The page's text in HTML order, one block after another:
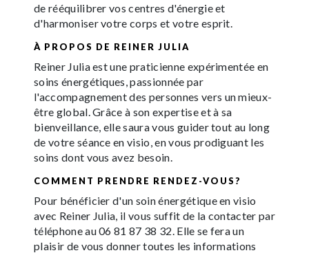
de rééquilibrer vos centres d'énergie et
d'harmoniser votre corps et votre esprit.
À PROPOS DE REINER JULIA
Reiner Julia est une praticienne expérimentée en
soins énergétiques, passionnée par
l'accompagnement des personnes vers un mieux-
être global. Grâce à son expertise et à sa
bienveillance, elle saura vous guider tout au long
de votre séance en visio, en vous prodiguant les
soins dont vous avez besoin.
COMMENT PRENDRE RENDEZ-VOUS?
Pour bénéficier d'un soin énergétique en visio
avec Reiner Julia, il vous suffit de la contacter par
téléphone au 06 81 87 38 32. Elle se fera un
plaisir de vous donner toutes les informations